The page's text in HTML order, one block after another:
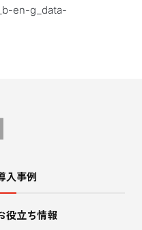
en-g_data-
入事例
役立ち情報